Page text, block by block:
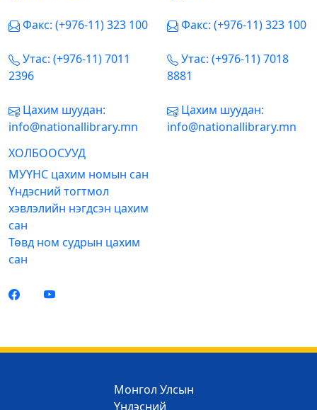
Факс: (+976-11) 323 100
Утас: (+976-11) 7011
2396
Цахим шуудан:
info@nationallibrary.mn
Факс: (+976-11) 323 100
Утас: (+976-11) 7018
8881
Цахим шуудан:
info@nationallibrary.mn
ХОЛБООСУУД
МУҮНС цахим номын сан
Үндэсний тогтмол
хэвлэлийн нэгдсэн цахим
сан
Төвд ном судрын цахим
сан
Монгол Улсын
Үндэсний